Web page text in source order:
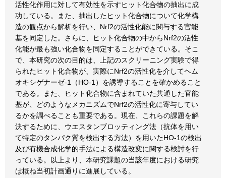
活性化作用に対して有効性を示すヒット化合物の抽出に成
功している。また、抽出したヒット化合物について化学構
造の観点から解析を行い、Nrf2の活性化能に関与する官能
基を同定した。さらに、ヒット化合物の中からNrf2の活性
化能が最も強い化合物を同定することができている。そこ
で、本研究の次の目的は、上記のスクリーニング実験で得
られたヒット化合物が、実際にNrf2の活性化を介してヘム
オキシゲナーゼ-1（HO-1）を誘導することを確かめること
である。また、ヒット化合物に含まれていた共通した官能
基が、どのようなメカニズムでNrf2の活性化に寄与してい
るかを調べることも重要である。現在、これらの課題を解
決するために、ウエスタンブロッティング法（抗体を用い
て特定のタンパク質を検出する方法）を用いたHO-1の検出
及び有機合成化学的手法による構造改変に関する検討を行
っている。以上より、本研究課題の当該年度における研究
は概ね当初計画通りに進展している。